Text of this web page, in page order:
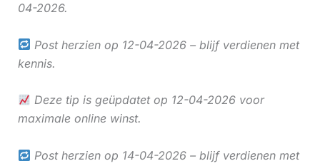
04-2026.
Post herzien op 12-04-2026 – blijf verdienen met
kennis.
Deze tip is geüpdatet op 12-04-2026 voor
maximale online winst.
Post herzien op 14-04-2026 – blijf verdienen met